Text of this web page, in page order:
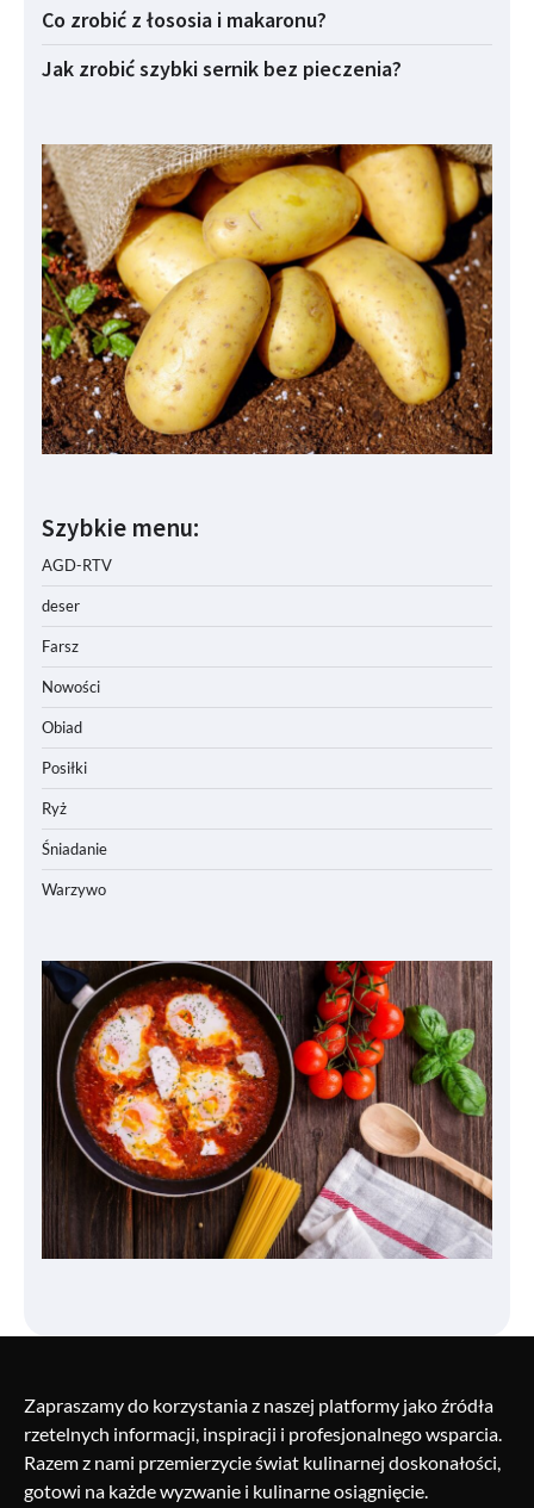
Co zrobić z łososia i makaronu?
Jak zrobić szybki sernik bez pieczenia?
Szybkie menu:
AGD-RTV
deser
Farsz
Nowości
Obiad
Posiłki
Ryż
Śniadanie
Warzywo
Zapraszamy do korzystania z naszej platformy jako źródła
rzetelnych informacji, inspiracji i profesjonalnego wsparcia.
Razem z nami przemierzycie świat kulinarnej doskonałości,
gotowi na każde wyzwanie i kulinarne osiągnięcie.